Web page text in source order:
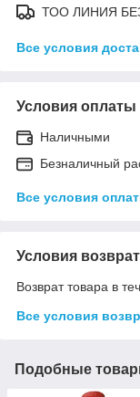
ТОО ЛИНИЯ
Все условия
Условия оплаты
Наличными
Безналичный
Все условия
Условия
Возврат товара в
Все условия
Подобные